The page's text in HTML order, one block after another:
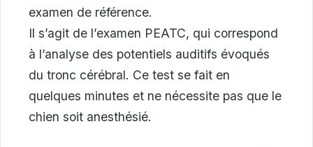
examen de référence.
Il s’agit de l’examen PEATC, qui correspond
à l’analyse des potentiels auditifs évoqués
du tronc cérébral. Ce test se fait en
quelques minutes et ne nécessite pas que le
chien soit anesthésié.